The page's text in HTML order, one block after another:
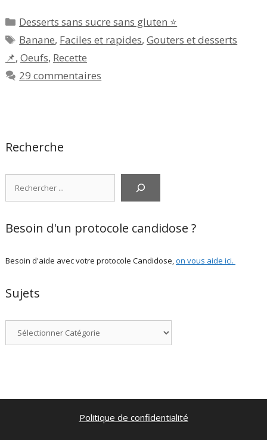
Catégories
Desserts sans sucre sans gluten ⭐
Étiquettes
Banane, Faciles et rapides,Gouters et desserts
📌, Oeufs, Recette
29 commentaires
Recherche
Besoin d'un protocole candidose ?
Besoin d'aide avec votre protocole Candidose,on vous aide ici.
Sujets
Politique de confidentialité